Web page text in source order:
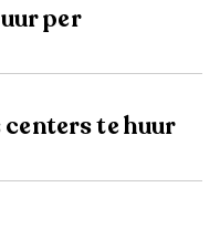
per
te huur